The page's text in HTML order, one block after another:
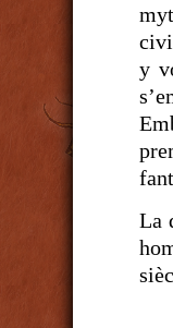
y
La